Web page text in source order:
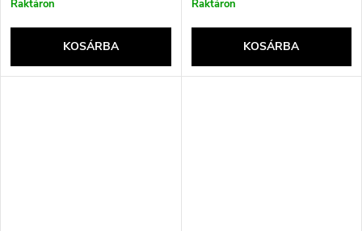
Raktáron
KOSÁRBA
Raktáron
KOSÁRBA